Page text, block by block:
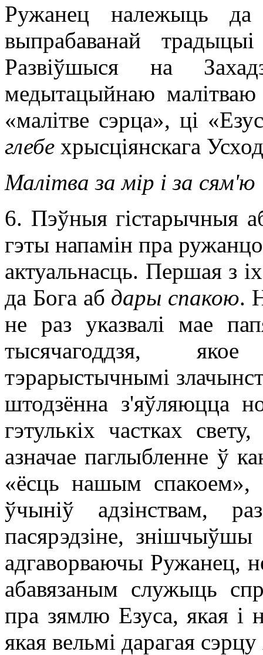
Ружанец належыць
выпрабаванай
Развіўшыся на
медытацыйнаю малітваю
«малітве сэрца», ці
глебе хрысціянскага
Малітва за мір і за сям'ю
6. Пэўныя гістарычныя
гэты напамін пра
актуальнасць. Першая з
да Бога аб дары спакою.
не раз указвалі мае
тысячагоддзя,
тэрарыстычнымі
штодзённа з'яўляюцца
гэтулькіх частках
азначае паглыбленне ў
«ёсць нашым спакоем»,
ўчыніў адзінствам,
пасярэдзіне,
адгаворваючы Ружанец,
абавязаным служыць
пра зямлю Езуса, якая і
якая вельмі дарагая